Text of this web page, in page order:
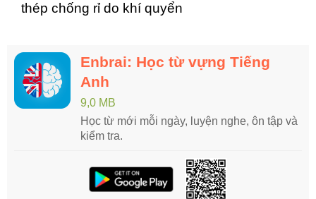
thép chống rỉ do khí quyển
Enbrai: Học từ vựng Tiếng
Anh
9,0 MB
Học từ mới mỗi ngày, luyện nghe, ôn tập và
kiểm tra.